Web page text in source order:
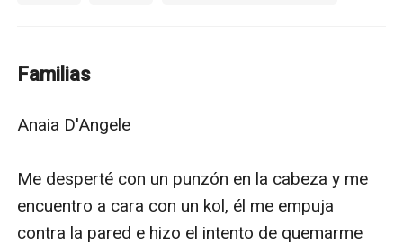
un gran cargo en sus manos, tuvieron que ocultarles
humanos.Pero no todo está bien, los monstruos de la
hacerla un caos.Pero los dominantes no van a hacer un
conflicto para ellos, ya que su motivo de vida es
proteger los planetas y a sus habitantes.
Familias
Anaia D'Angele
Me desperté con un punzón en la cabeza y me
encuentro a cara con un kol, él me empuja
contra la pared e hizo el intento de quemarme